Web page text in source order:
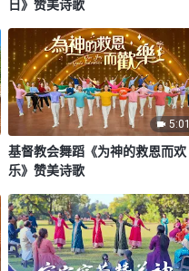
日》赞美诗歌
5:01
基督教会舞蹈《为神的救恩而欢
乐》赞美诗歌